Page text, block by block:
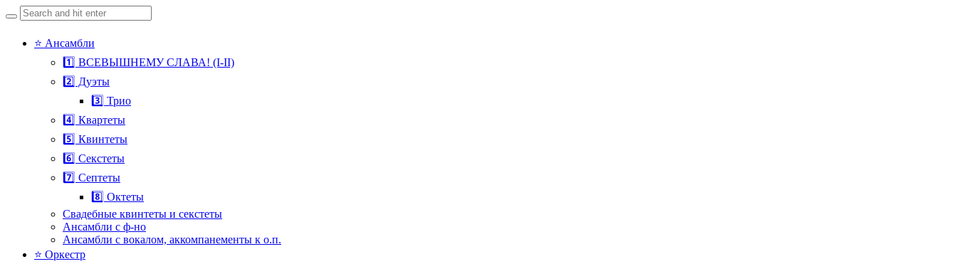
Search
for:
Skip
⭐ Ансамбли
1️⃣ ВСЕВЫШНЕМУ СЛАВА! (I-II)
2️⃣ Дуэты
3️⃣ Трио
4️⃣ Квартеты
5️⃣ Квинтеты
6️⃣ Секстеты
7️⃣ Септеты
8️⃣ Октеты
Свадебные квинтеты и секстеты
Ансамбли с ф-но
Ансамбли с вокалом, аккомпанементы к о.п.
⭐ Оркестр